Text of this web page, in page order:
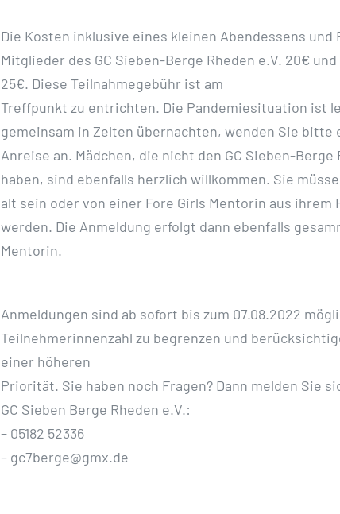
Die Kosten inklusive eines kleinen Abendessens
Mitglieder des GC Sieben-Berge Rheden e.V. 20€
25€. Diese Teilnahmegebühr ist am
Treffpunkt zu entrichten. Die Pandemiesituation ist
gemeinsam in Zelten übernachten, wenden Sie bitte
Anreise an. Mädchen, die nicht den GC Sieben-Berge
haben, sind ebenfalls herzlich willkommen. Sie
alt sein oder von einer Fore Girls Mentorin aus ihrem
werden. Die Anmeldung erfolgt dann ebenfalls
Mentorin.
Anmeldungen sind ab sofort bis zum 07.08.2022
Teilnehmerinnenzahl zu begrenzen und
einer höheren
Priorität. Sie haben noch Fragen? Dann melden Sie
GC Sieben Berge Rheden e.V.:
– 05182 52336
– gc7berge@gmx.de